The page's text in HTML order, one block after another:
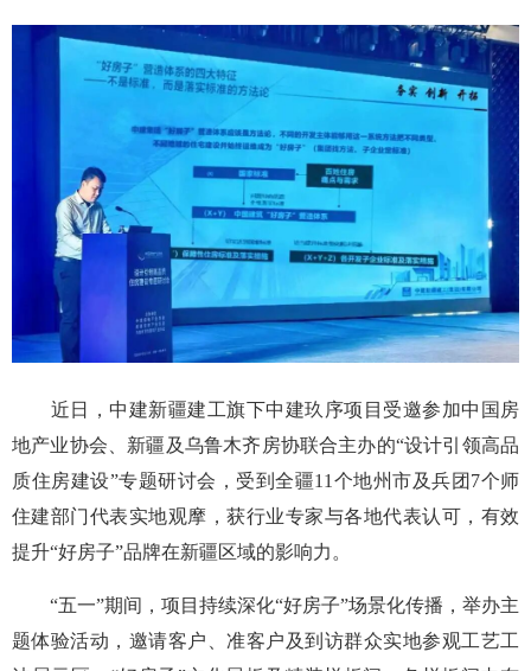
近日，中建新疆建工旗下中建玖序项目受邀参加中国房
地产业协会、新疆及乌鲁木齐房协联合主办的“设计引领高品
质住房建设”专题研讨会，受到全疆11个地州市及兵团7个师
住建部门代表实地观摩，获行业专家与各地代表认可，有效
提升“好房子”品牌在新疆区域的影响力。
“五一”期间，项目持续深化“好房子”场景化传播，举办主
题体验活动，邀请客户、准客户及到访群众实地参观工艺工